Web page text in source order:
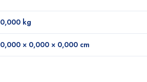
0,000 kg
0,000 × 0,000 × 0,000 cm